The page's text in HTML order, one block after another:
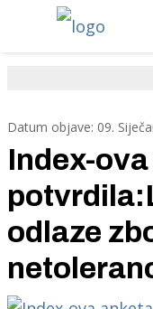
Datum objave: 09.
Index-
odlaze